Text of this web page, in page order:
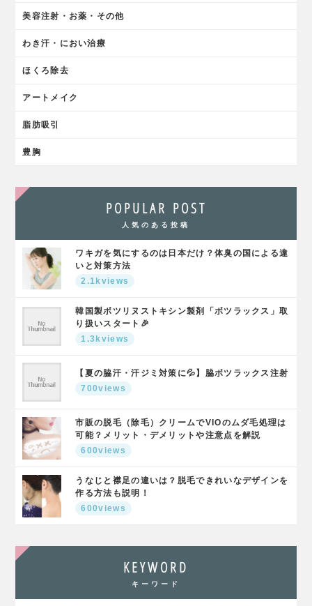
美容注射・お薬・その他
わき汗・におい治療
ほくろ除去
アートメイク
脂肪吸引
豊胸
POPULAR POST
人気のある投稿
ワキガを気にするのは日本だけ？体臭の国による違
いと対策方法
2.1kviews
韓国製ボツリヌストキシン製剤「ボツラックス」取
り扱いスタート🎉
1.3kviews
【夏の脇汗・汗ジミ対策に💦】脇ボツラックス注射
700views
市販の脱毛（除毛）クリームでVIOのムダ毛処理は
可能？メリット・デメリットや注意点を解説
600views
うなじと襟足の違いは？脱毛できれいなデザインを
作る方法も説明！
600views
KEYWORD
キーワード